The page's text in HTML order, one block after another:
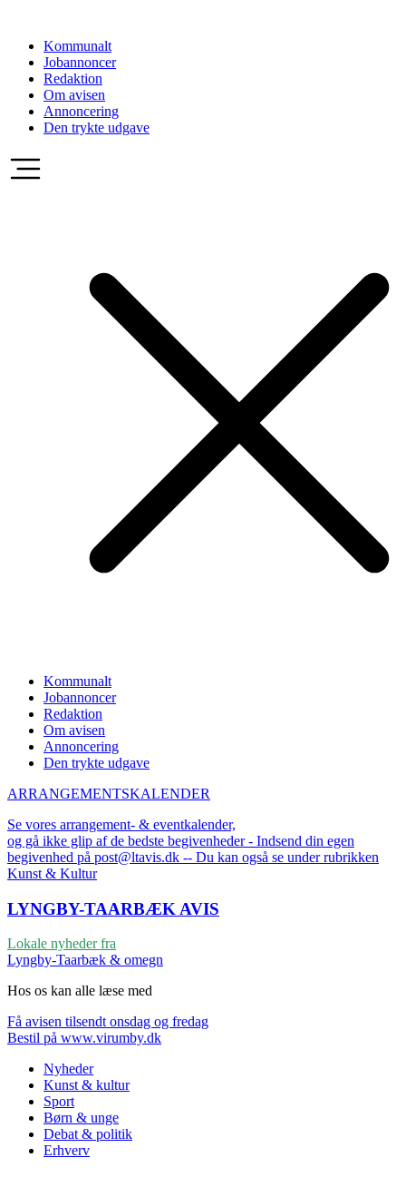
indholdKommunalt
Jobannoncer
Redaktion
Om avisen
Annoncering
Den trykte udgave
Kommunalt
Jobannoncer
Redaktion
Om avisen
Annoncering
Den trykte udgave
ARRANGEMENTSKALENDER
Se vores arrangement- & eventkalender,
og gå ikke glip af de bedste begivenheder - Indsend din egen
begivenhed på post@ltavis.dk -- Du kan også se under rubrikken
Kunst & Kultur
LYNGBY-TAARBÆK AVIS
Lokale nyheder fra
Lyngby-Taarbæk & omegn
Hos os kan alle læse med
Få avisen tilsendt onsdag og fredag
Bestil på www.virumby.dk
Nyheder
Kunst & kultur
Sport
Børn & unge
Debat & politik
Erhverv